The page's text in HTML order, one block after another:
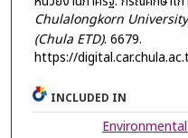
Chulalongkorn
(Chula ETD). 6679.
https://
INCLUDED IN